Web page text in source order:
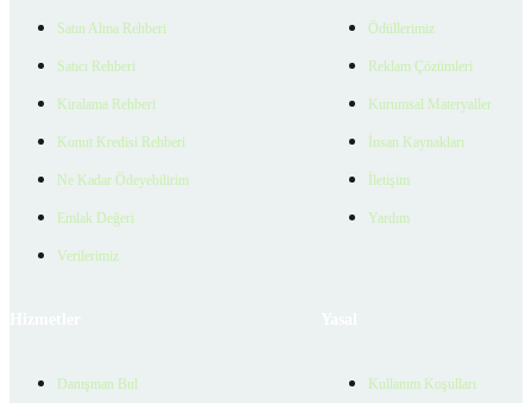
Satın Alma Rehberi
Satıcı Rehberi
Kiralama Rehberi
Konut Kredisi Rehberi
Ne Kadar Ödeyebilirim
Emlak Değeri
Verilerimiz
Ödüllerimiz
Reklam Çözümleri
Kurumsal Materyaller
İnsan Kaynakları
İletişim
Yardım
Danışman Bul Kullanım Koşulları